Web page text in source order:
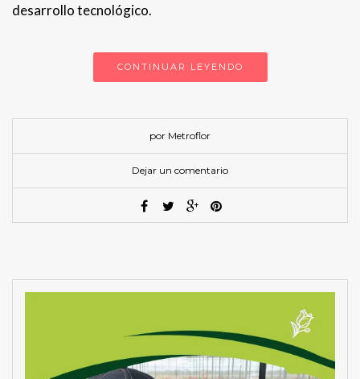
desarrollo tecnológico.
CONTINUAR LEYENDO
por Metroflor
Dejar un comentario